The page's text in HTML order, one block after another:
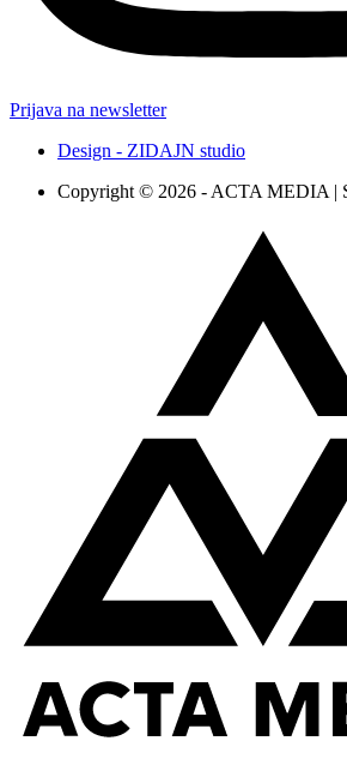
Prijava na newsletter
Design - ZIDAJN studio
Copyright © 2026 - ACTA MEDIA |